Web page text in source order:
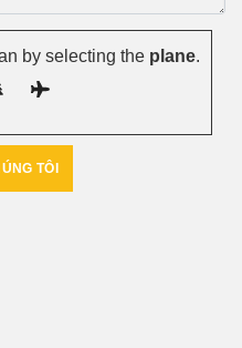
by selecting the plane.